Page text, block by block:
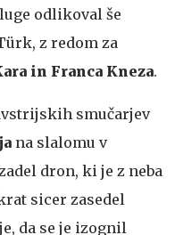
odlikoval še
z redom za
in Franca Kneza.
smučarjev
na slalomu v
dron, ki je z neba
sicer zasedel
da se je izognil